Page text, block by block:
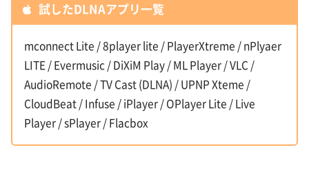
試したDLNAアプリ一覧
mconnect Lite / 8player lite / PlayerXtreme / nPlyaer
LITE / Evermusic / DiXiM Play / ML Player / VLC /
AudioRemote / TV Cast (DLNA) / UPNP Xteme /
CloudBeat / Infuse / iPlayer / OPlayer Lite / Live
Player / sPlayer / Flacbox